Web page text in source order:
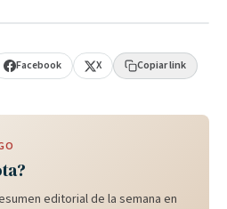
Facebook X Copiar link
editorial de la semana en